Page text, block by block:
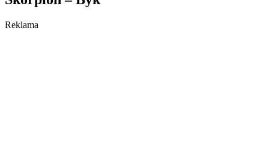
Reklama